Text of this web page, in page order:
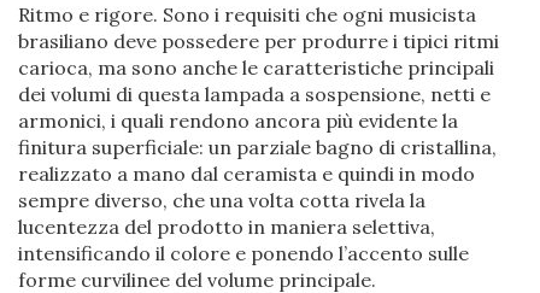
Ritmo e rigore. Sono i requisiti che ogni musicista
brasiliano deve possedere per produrre i tipici ritmi
carioca, ma sono anche le caratteristiche principali
dei volumi di questa lampada a sospensione, netti e
armonici, i quali rendono ancora più evidente la
finitura superficiale: un parziale bagno di cristallina,
realizzato a mano dal ceramista e quindi in modo
sempre diverso, che una volta cotta rivela la
lucentezza del prodotto in maniera selettiva,
intensificando il colore e ponendo l’accento sulle
forme curvilinee del volume principale.